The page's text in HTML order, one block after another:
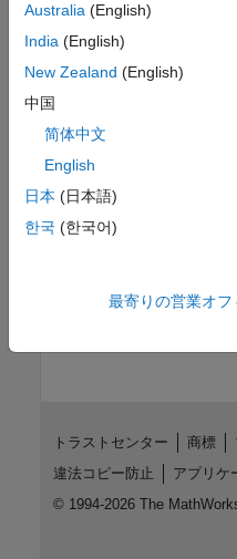
Version History
Introduced in R2020b
See Also
Model Configuration
Parameter Tuning and
(GPU Coder)
How
Australia (English)
India (English)
New Zealand (English)
中国
简体中文
English
日本 (日本語)
한국 (한국어)
最寄りの営業オ
トラストセンター 商標
違法コピー防止
アプリケ
© 1994-2026 The